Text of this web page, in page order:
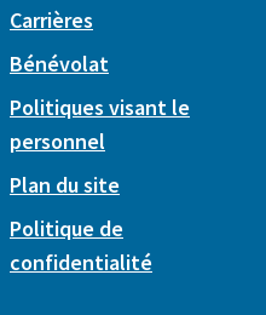
Carrières
Bénévolat
Politiques visant le
personnel
Plan du site
Politique de
confidentialité